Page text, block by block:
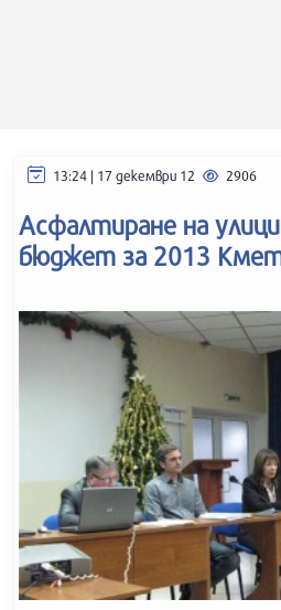
13:24 | 17 декември 12 2906
Асфалтиране на улици
бюджет за 2013